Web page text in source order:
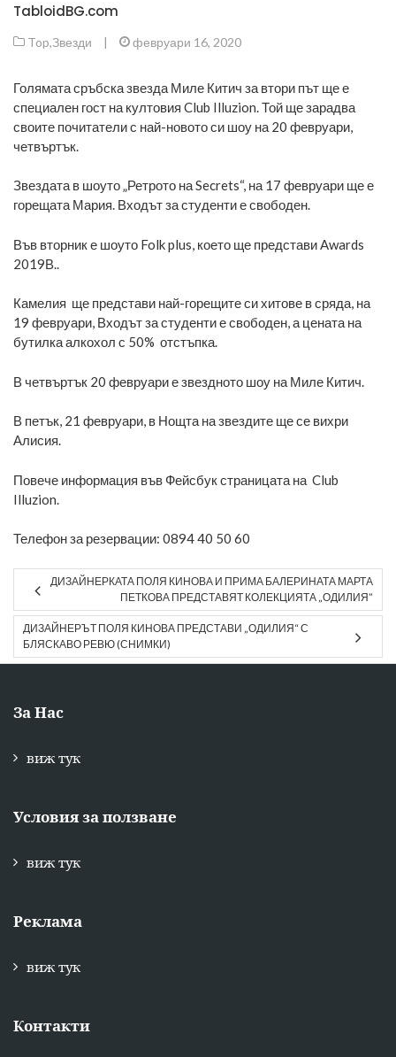
TabloidBG.com
Top,Звезди | февруари 16, 2020
Голямата сръбска звезда Миле Китич за втори път ще е
специален гост на култовия Club Illuzion. Той ще зарадва
своите почитатели с най-новото си шоу на 20 февруари,
четвъртък.
Звездата в шоуто „Ретрото на Secrets“, на 17 февруари ще е
горещата Мария. Входът за студенти е свободен.
Във вторник е шоуто Folk plus, което ще представи Awards
2019В..
Камелия ще представи най-горещите си хитове в сряда, на
19 февруари, Входът за студенти е свободен, а цената на
бутилка алкохол с 50% отстъпка.
В четвъртък 20 февруари е звездното шоу на Миле Китич.
В петък, 21 февруари, в Нощта на звездите ще се вихри
Алисия.
Повече информация във Фейсбук страницата на Club
Illuzion.
Телефон за резервации: 0894 40 50 60
ДИЗАЙНЕРКАТА ПОЛЯ КИНОВА И ПРИМА БАЛЕРИНАТА МАРТА
ПЕТКОВА ПРЕДСТАВЯТ КОЛЕКЦИЯТА „ОДИЛИЯ”
ДИЗАЙНЕРЪТ ПОЛЯ КИНОВА ПРЕДСТАВИ „ОДИЛИЯ“ С
БЛЯСКАВО РЕВЮ (СНИМКИ)
За Нас
виж тук
Условия за ползване
виж тук
Реклама
виж тук
Контакти